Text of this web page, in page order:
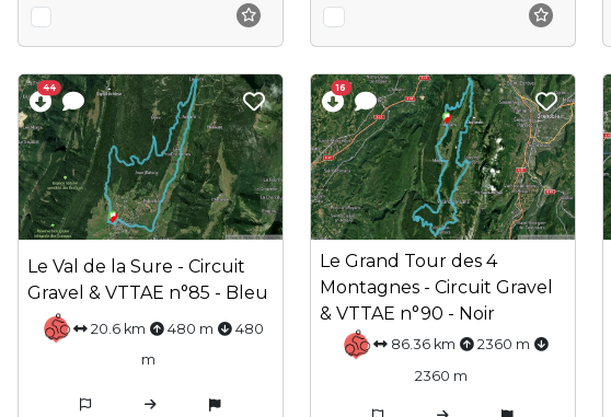
44
Le Val de la Sure - Circuit
Gravel & VTTAE n°85 - Bleu
20.6 km 480 m
480
m
16
Le Grand Tour des 4
Montagnes - Circuit Gravel
& VTTAE n°90 - Noir
86.36 km
2360 m
2360 m